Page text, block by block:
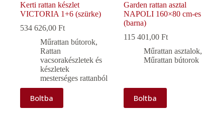
Kerti rattan készlet
VICTORIA 1+6 (szürke)
534 626,00 Ft
Műrattan bútorok,
Rattan
vacsorakészletek és
készletek
mesterséges rattanból
Boltba
Garden rattan asztal
NAPOLI 160×80 cm-es
(barna)
115 401,00Ft
Műrattan asztalok,
Műrattan bútorok
Boltba